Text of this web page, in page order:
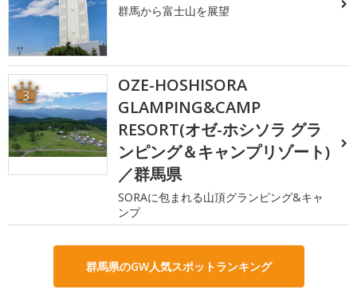
群馬から富士山を展望
3
OZE-HOSHISORA
GLAMPING&CAMP
RESORT(オゼ-ホシソラ グラ
ンピング＆キャンプリゾート)
／群馬県
SORAに包まれる山頂グランピング&キャ
ンプ
群馬県のGW人気スポットランキング